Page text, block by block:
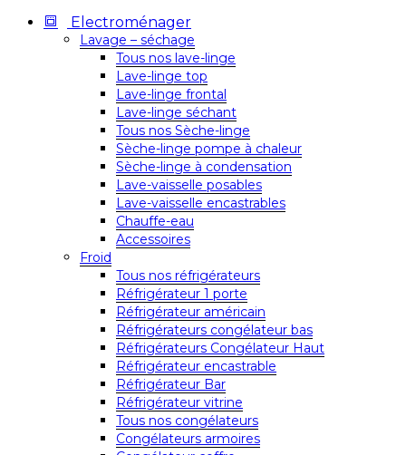
Electroménager
Lavage – séchage
Tous nos lave-linge
Lave-linge top
Lave-linge frontal
Lave-linge séchant
Tous nos Sèche-linge
Sèche-linge pompe à chaleur
Sèche-linge à condensation
Lave-vaisselle posables
Lave-vaisselle encastrables
Chauffe-eau
Accessoires
Froid
Tous nos réfrigérateurs
Réfrigérateur 1 porte
Réfrigérateur américain
Réfrigérateurs congélateur bas
Réfrigérateurs Congélateur Haut
Réfrigérateur encastrable
Réfrigérateur Bar
Réfrigérateur vitrine
Tous nos congélateurs
Congélateurs armoires